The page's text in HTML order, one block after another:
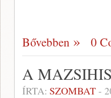
Bővebben 0
A
ÍRTA: SZOMBAT-